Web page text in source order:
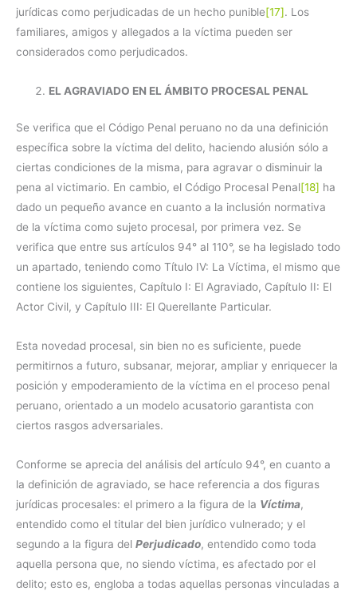
jurídicas como perjudicadas de un hecho punible[17]. Los
familiares, amigos y allegados a la víctima pueden ser
considerados como perjudicados.
EL AGRAVIADO EN EL ÁMBITO PROCESAL PENAL
Se verifica que el Código Penal peruano no da una definición
específica sobre la víctima del delito, haciendo alusión sólo a
ciertas condiciones de la misma, para agravar o disminuir la
pena al victimario. En cambio, el Código Procesal Penal[18] ha
dado un pequeño avance en cuanto a la inclusión normativa
de la víctima como sujeto procesal, por primera vez. Se
verifica que entre sus artículos 94° al 110°, se ha legislado todo
un apartado, teniendo como Título IV: La Víctima, el mismo que
contiene los siguientes, Capítulo I: El Agraviado, Capítulo II: El
Actor Civil, y Capítulo III: El Querellante Particular.
Esta novedad procesal, sin bien no es suficiente, puede
permitirnos a futuro, subsanar, mejorar, ampliar y enriquecer la
posición y empoderamiento de la víctima en el proceso penal
peruano, orientado a un modelo acusatorio garantista con
ciertos rasgos adversariales.
Conforme se aprecia del análisis del artículo 94°, en cuanto a
la definición de agraviado, se hace referencia a dos figuras
jurídicas procesales: el primero a la figura de la Víctima,
entendido como el titular del bien jurídico vulnerado; y el
segundo a la figura del Perjudicado, entendido como toda
aquella persona que, no siendo víctima, es afectado por el
delito; esto es, engloba a todas aquellas personas vinculadas a